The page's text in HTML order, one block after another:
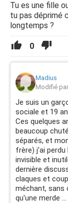
Tu es une fille
tu pas déprimé
longtemps ?
0
Madius
Modifié
Je suis un
sociale et 19
Ces quelques
beaucoup
séparés, et
frère) j'ai
invisible et
dernière
claques et
méchant, sans
qu'une merde ...